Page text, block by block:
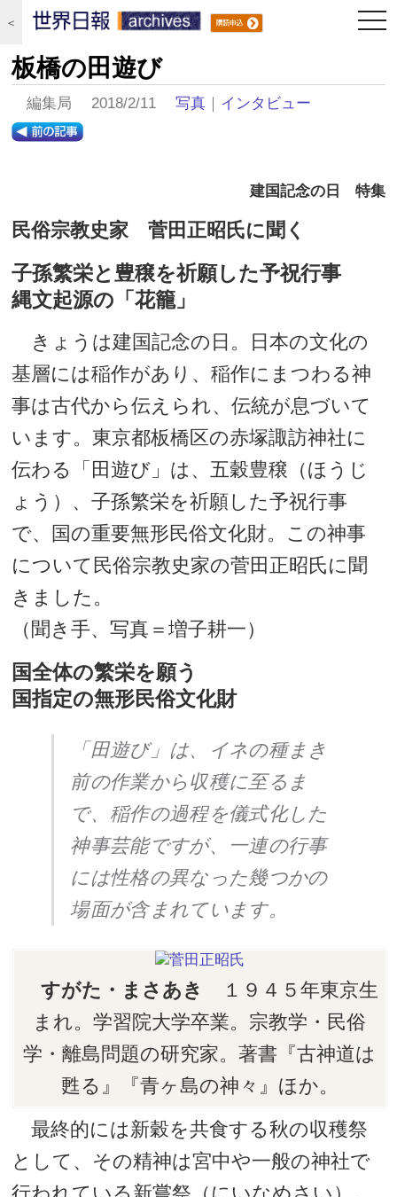
＜
板橋の田遊び
編集局 2018/2/11写真 ｜ インタビュー
建国記念の日 特集
民俗宗教史家 菅田正昭氏に聞く
子孫繁栄と豊穣を祈願した予祝行事
縄文起源の「花籠」
きょうは建国記念の日。日本の文化の
基層には稲作があり、稲作にまつわる神
事は古代から伝えられ、伝統が息づいて
います。東京都板橋区の赤塚諏訪神社に
伝わる「田遊び」は、五穀豊穣（ほうじ
ょう）、子孫繁栄を祈願した予祝行事
で、国の重要無形民俗文化財。この神事
について民俗宗教史家の菅田正昭氏に聞
きました。
（聞き手、写真＝増子耕一）
国全体の繁栄を願う
国指定の無形民俗文化財
「田遊び」は、イネの種まき
前の作業から収穫に至るま
で、稲作の過程を儀式化した
神事芸能ですが、一連の行事
には性格の異なった幾つかの
場面が含まれています。
すがた・まさあき
１９４５年東京生
まれ。学習院大学卒業。宗教学・民俗
学・離島問題の研究家。著書『古神道は
甦る』『青ヶ島の神々』ほか。
最終的には新穀を共食する秋の収穫祭
として、その精神は宮中や一般の神社で